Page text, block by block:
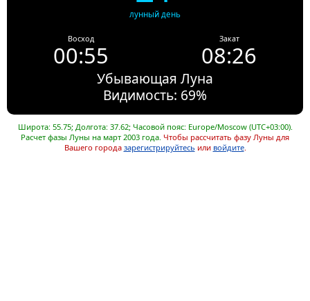
лунный день
Восход
00:55
Закат
08:26
Убывающая Луна
Видимость: 69%
Широта: 55.75; Долгота: 37.62; Часовой пояс: Europe/Moscow (UTC+03:00).
Расчет фазы Луны на март 2003 года. Чтобы рассчитать фазу Луны для
Вашего города зарегистрируйтесь или войдите.